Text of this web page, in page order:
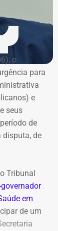
o
para
e
seus
de
disputa, de
Tribunal
em
de um